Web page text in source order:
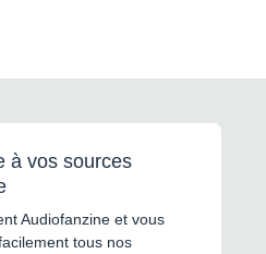
à vos sources
Audiofanzine et vous
tous nos